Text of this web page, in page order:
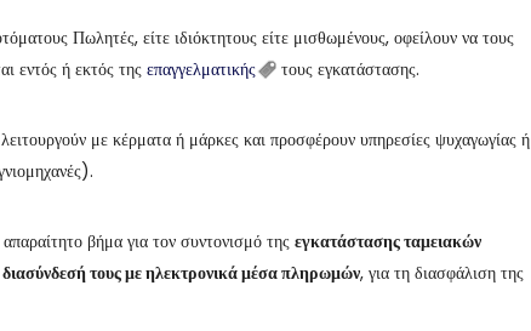
Πωλητές, είτε ιδιόκτητους είτε μισθωμένους, οφείλουν να τους
εντός ή εκτός της επαγγελματικής τους εγκατάστασης.
με κέρματα ή μάρκες και προσφέρουν υπηρεσίες ψυχαγωγίας ή
βήμα για τον συντονισμό της εγκατάστασης ταμειακών
διασύνδεσή τους με ηλεκτρονικά μέσα πληρωμών, για τη διασφάλιση της